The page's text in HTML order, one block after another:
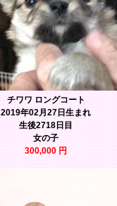
チワワ ロングコート
2019年02月27日生まれ
生後2718日目
女の子
300,000 円